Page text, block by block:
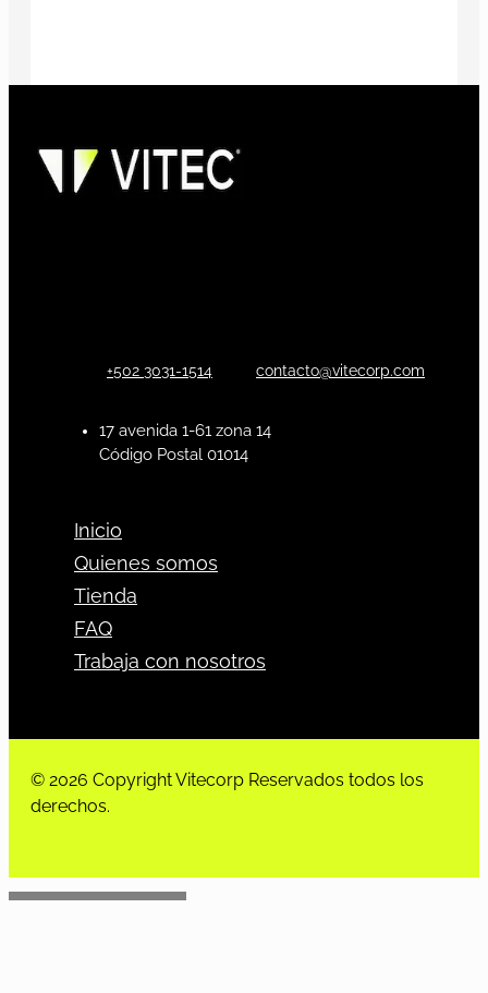
+502 3031-1514 contacto@vitecorp.com
17 avenida 1-61 zona 14
Código Postal 01014
Inicio
Quienes somos
Tienda
FAQ
Trabaja con nosotros
© 2026 Copyright Vitecorp Reservados todos los
derechos.